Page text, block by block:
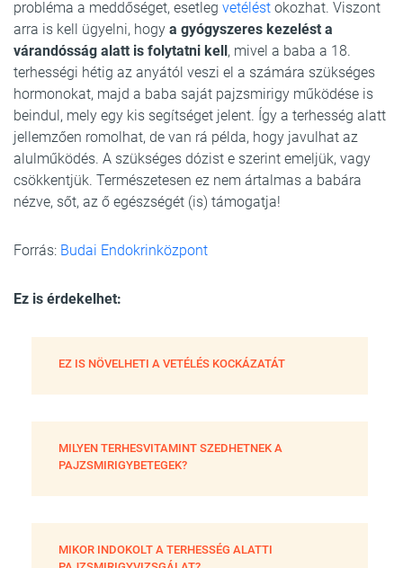
probléma a meddőséget, esetleg vetélést okozhat. Viszont
arra is kell ügyelni, hogy a gyógyszeres kezelést a
várandósság alatt is folytatni kell, mivel a baba a 18.
terhességi hétig az anyától veszi el a számára szükséges
hormonokat, majd a baba saját pajzsmirigy működése is
beindul, mely egy kis segítséget jelent. Így a terhesség alatt
jellemzően romolhat, de van rá példa, hogy javulhat az
alulműködés. A szükséges dózist e szerint emeljük, vagy
csökkentjük. Természetesen ez nem ártalmas a babára
nézve, sőt, az ő egészségét (is) támogatja!
Forrás: Budai Endokrinközpont
Ez is érdekelhet:
EZ IS NÖVELHETI A VETÉLÉS KOCKÁZATÁT
MILYEN TERHESVITAMINT SZEDHETNEK A
PAJZSMIRIGYBETEGEK?
MIKOR INDOKOLT A TERHESSÉG ALATTI